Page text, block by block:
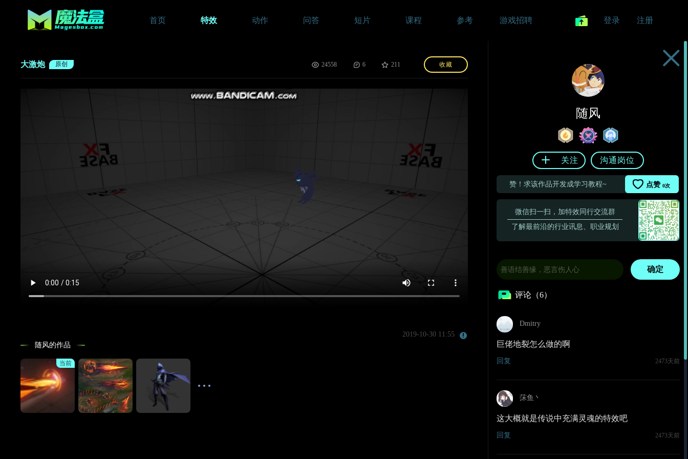
首页 特效 动作 问答 短片 课程 参考 游戏招聘 登录 注册
大激炮 原创 收藏
24558 6 211
2019-10-30 11:55
随风的作品
当前
随风
关注 沟通岗位
赞！求该作品开发成学习教程~ 点赞 0次
微信扫一扫，加特效同行交流群
了解最前沿的行业讯息、职业规划
确定
评论（6）
Dmitry
巨佬地裂怎么做的啊
回复 2473天前
莯鱼丶
这大概就是传说中充满灵魂的特效吧
回复 2473天前